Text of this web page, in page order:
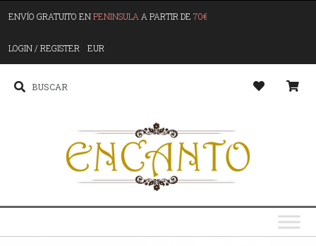
ENVÍO GRATUITO ENPENINSULA A PARTIR DE 70€
LOGIN / REGISTER EUR
G